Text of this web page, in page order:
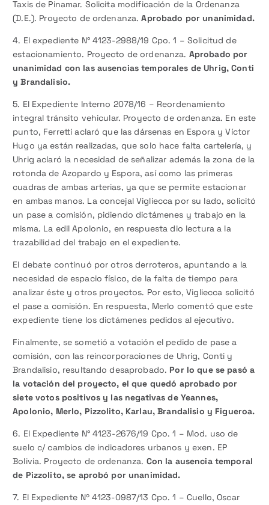
Taxis de Pinamar. Solicita modificación de la Ordenanza
(D.E.). Proyecto de ordenanza.Aprobado por unanimidad.
4. El expediente N° 4123-2988/19 Cpo. 1 – Solicitud de
estacionamiento. Proyecto de ordenanza. Aprobado por
unanimidad con las ausencias temporales de Uhrig, Conti
y Brandalisio.
5. El Expediente Interno 2078/16 – Reordenamiento
integral tránsito vehicular. Proyecto de ordenanza. En este
punto, Ferretti aclaró que las dársenas en Espora y Víctor
Hugo ya están realizadas, que solo hace falta cartelería, y
Uhrig aclaró la necesidad de señalizar además la zona de la
rotonda de Azopardo y Espora, así como las primeras
cuadras de ambas arterias, ya que se permite estacionar
en ambas manos. La concejal Vigliecca por su lado, solicitó
un pase a comisión, pidiendo dictámenes y trabajo en la
misma. La edil Apolonio, en respuesta dio lectura a la
trazabilidad del trabajo en el expediente.
El debate continuó por otros derroteros, apuntando a la
necesidad de espacio físico, de la falta de tiempo para
analizar éste y otros proyectos. Por esto, Vigliecca solicitó
el pase a comisión. En respuesta, Merlo comentó que este
expediente tiene los dictámenes pedidos al ejecutivo.
Finalmente, se sometió a votación el pedido de pase a
comisión, con las reincorporaciones de Uhrig, Conti y
Brandalisio, resultando desaprobado. Por lo que se pasó a
la votación del proyecto, el que quedó aprobado por
siete votos positivos y las negativas de Yeannes,
Apolonio, Merlo, Pizzolito, Karlau, Brandalisio y Figueroa.
6. El Expediente N° 4123-2676/19 Cpo. 1 – Mod. uso de
suelo c/ cambios de indicadores urbanos y exen. EP
Bolivia. Proyecto de ordenanza. Con la ausencia temporal
de Pizzolito, se aprobó por unanimidad.
7. El Expediente Nº 4123-0987/13 Cpo. 1 – Cuello, Oscar